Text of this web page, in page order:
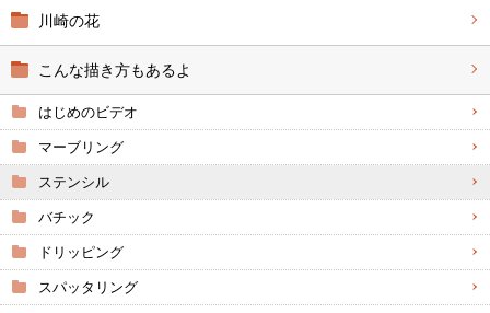
川崎の花
こんな描き方もあるよ
はじめのビデオ
マーブリング
ステンシル
バチック
ドリッピング
スパッタリング